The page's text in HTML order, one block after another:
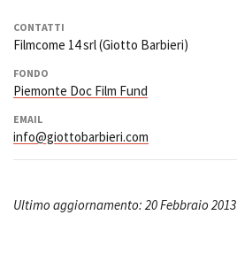
CONTATTI
Filmcome 14 srl (Giotto Barbieri)
FONDO
Piemonte Doc Film Fund
EMAIL
info@giottobarbieri.com
Ultimo aggiornamento: 20 Febbraio 2013